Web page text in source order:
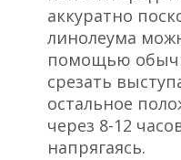
аккуратно
линолеума
помощью
срезать
остальное
через 8-12
напрягаясь.